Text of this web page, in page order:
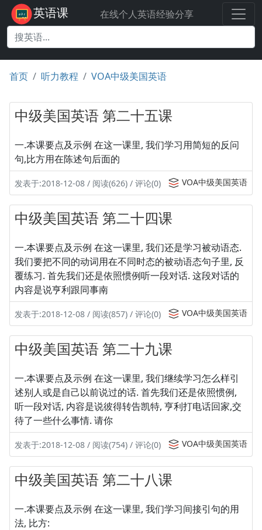
英语课 在线个人英语经验分享
首页 听力教程 VOA中级美国英语
中级美国英语 第二十五课
一.本课要点及示例 在这一课里, 我们学习用简短的反问
句,比方用在陈述句后面的
发表于:2018-12-08 / 阅读(626) / 评论(0) VOA中级美国英语
中级美国英语 第二十四课
一.本课要点及示例 在这一课里, 我们还是学习被动语态.
我们要把不同的动词用在不同时态的被动语态句子里, 反
覆练习. 首先我们还是依照惯例听一段对话. 这段对话的
内容是说亨利跟同事南
发表于:2018-12-08 / 阅读(857) / 评论(0) VOA中级美国英语
中级美国英语 第二十九课
一.本课要点及示例 在这一课里, 我们继续学习怎么样引
述别人或是自己以前说过的话. 首先我们还是依照惯例,
听一段对话, 内容是说彼得转告凯特, 亨利打电话回家,交
待了一些什么事情. 请你
发表于:2018-12-08 / 阅读(754) / 评论(0) VOA中级美国英语
中级美国英语 第二十八课
一.本课要点及示例 在这一课里, 我们学习间接引句的用
法, 比方: